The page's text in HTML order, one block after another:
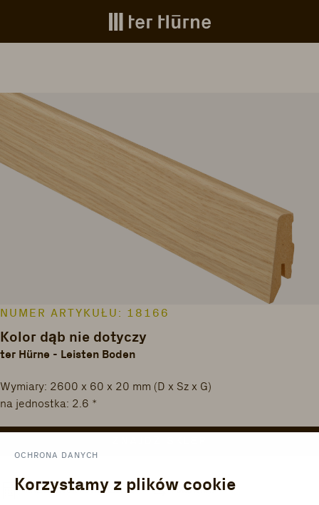
Skip to main content
NUMER ARTYKUŁU: 18166
Kolor dąb nie dotyczy
ter Hürne - Leisten Boden
Wymiary: 2600 x 60 x 20 mm (D x Sz x G)
na jednostka: 2.6 *
KALKULATOR POWIERZCHNI PORÓWNAJ
OCHRONA DANYCH
Korzystamy z plików cookie